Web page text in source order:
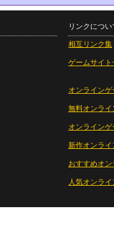
リンクについ
相互リンク集
ゲームサイト
オンラインゲ
無料オンライ
オンライン
新作オンライ
おすすめオ
人気オンラ